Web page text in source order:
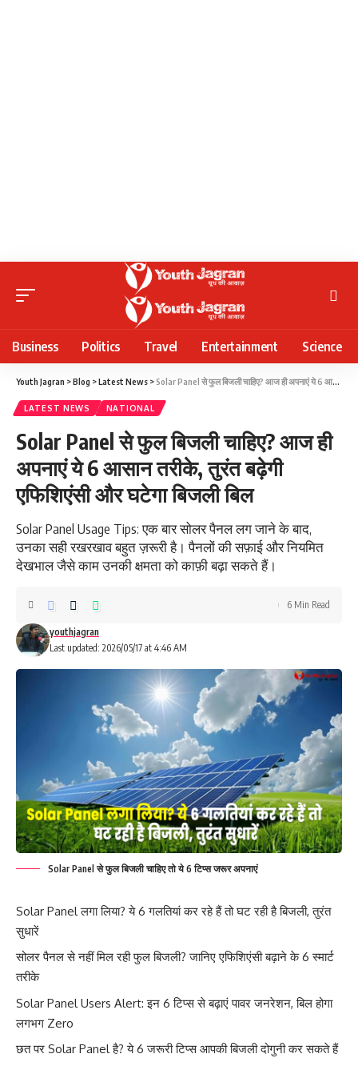
Business Politics Travel Entertainment Science
Youth Jagran >Blog >Latest News >Solar Panel से फुल बिजली चाहिए? आज ही अपनाएं ये 6 आसान तरीके, तुरंत बढ़ेगी एफिशिएंसी और घटेगा बिजली बिल
LATEST NEWS NATIONAL
Solar Panel से फुल बिजली चाहिए? आज ही
अपनाएं ये 6 आसान तरीके, तुरंत बढ़ेगी
एफिशिएंसी और घटेगा बिजली बिल
Solar Panel Usage Tips: एक बार सोलर पैनल लग जाने के बाद,
उनका सही रखरखाव बहुत ज़रूरी है। पैनलों की सफ़ाई और नियमित
देखभाल जैसे काम उनकी क्षमता को काफ़ी बढ़ा सकते हैं।
Last updated: 2026/05/17 at 4:46 AM
youthjagran
6 Min Read
Solar Panel से फुल बिजली चाहिए तो ये 6 टिप्स जरूर अपनाएं
Solar Panel लगा लिया? ये 6 गलतियां कर रहे हैं तो घट रही है बिजली, तुरंत
सुधारें
सोलर पैनल से नहीं मिल रही फुल बिजली? जानिए एफिशिएंसी बढ़ाने के 6 स्मार्ट
तरीके
Solar Panel Users Alert: इन 6 टिप्स से बढ़ाएं पावर जनरेशन, बिल होगा
लगभग Zero
छत पर Solar Panel है? ये 6 जरूरी टिप्स आपकी बिजली दोगुनी कर सकते हैं